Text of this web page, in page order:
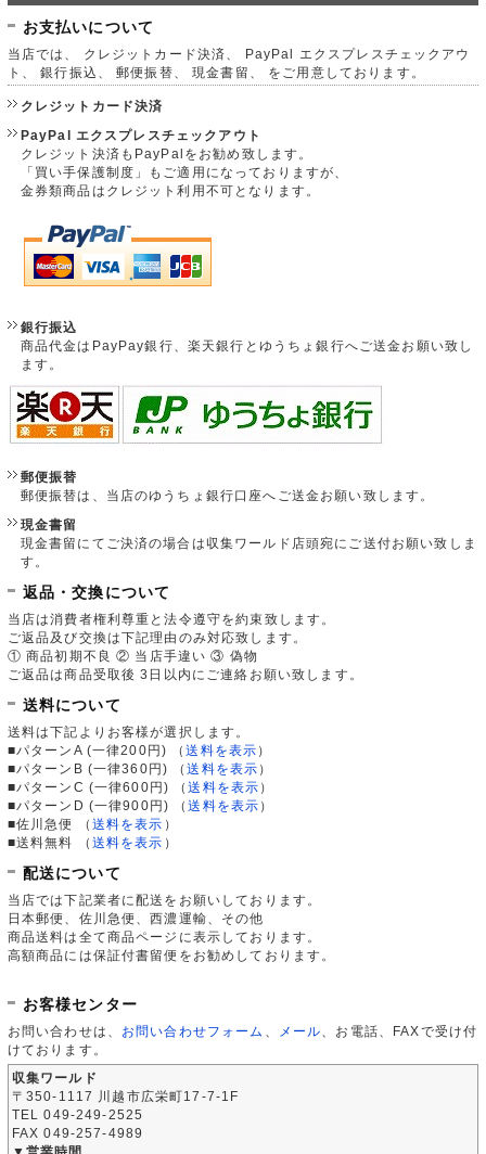
お支払いについて
当店では、 クレジットカード決済、 PayPal エクスプレスチェックアウ
ト、 銀行振込、 郵便振替、 現金書留、 をご用意しております。
クレジットカード決済
PayPal エクスプレスチェックアウト
クレジット決済もPayPalをお勧め致します。
「買い手保護制度」もご適用になっておりますが、
金券類商品はクレジット利用不可となります。
銀行振込
商品代金はPayPay銀行、楽天銀行とゆうちょ銀行へご送金お願い致し
ます。
郵便振替
郵便振替は、当店のゆうちょ銀行口座へご送金お願い致します。
現金書留
現金書留にてご決済の場合は収集ワールド店頭宛にご送付お願い致しま
す。
返品・交換について
当店は消費者権利尊重と法令遵守を約束致します。
ご返品及び交換は下記理由のみ対応致します。
① 商品初期不良 ② 当店手違い ③ 偽物
ご返品は商品受取後 3日以内にご連絡お願い致します。
送料について
送料は下記よりお客様が選択します。
■パターンA (一律200円)
（送料を表示 ）
■パターンB (一律360円)
（送料を表示 ）
■パターンC (一律600円)
（送料を表示 ）
■パターンD (一律900円)
（送料を表示 ）
■佐川急便
（ 送料を表示 ）
■送料無料
（ 送料を表示 ）
配送について
当店では下記業者に配送をお願いしております。
日本郵便、佐川急便、西濃運輸、その他
商品送料は全て商品ページに表示しております。
高額商品には保証付書留便をお勧めしております。
お客様センター
お問い合わせは、 お問い合わせフォーム メール 、お電話、FAXで受け付
けております。
収集ワールド
〒350-1117 川越市広栄町17-7-1F
TEL 049-249-2525
FAX 049-257-4989